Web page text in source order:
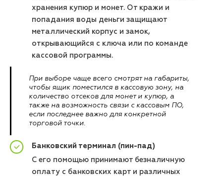
хранения купюр и монет. От кражи и
попадания воды деньги защищают
металлический корпус и замок,
открывающийся с ключа или по команде
кассовой программы.
При выборе чаще всего смотрят на габариты,
чтобы ящик поместился в кассовую зону, на
количество отсеков для монет и купюр, а
также на возможность связи с кассовым ПО,
если последнее важно для конкретной
торговой точки.
Банковский терминал (пин-пад)
С его помощью принимают безналичную
оплату с банковских карт и различных